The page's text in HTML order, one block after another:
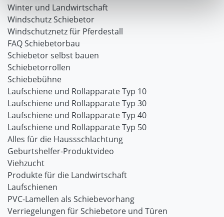
Winter und Landwirtschaft
Windschutz Schiebetor
Windschutznetz für Pferdestall
FAQ Schiebetorbau
Schiebetor selbst bauen
Schiebetorrollen
Schiebebühne
Laufschiene und Rollapparate Typ 10
Laufschiene und Rollapparate Typ 30
Laufschiene und Rollapparate Typ 40
Laufschiene und Rollapparate Typ 50
Alles für die Haussschlachtung
Geburtshelfer-Produktvideo
Viehzucht
Produkte für die Landwirtschaft
Laufschienen
PVC-Lamellen als Schiebevorhang
Verriegelungen für Schiebetore und Türen